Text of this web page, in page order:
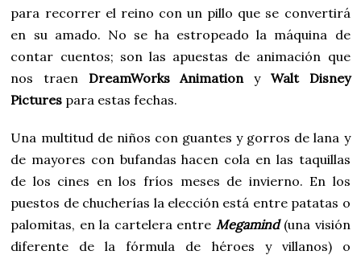
para recorrer el reino con un pillo que se convertirá
en su amado. No se ha estropeado la máquina de
contar cuentos; son las apuestas de animación que
nos traen DreamWorks Animation y Walt Disney
Pictures para estas fechas.
Una multitud de niños con guantes y gorros de lana y
de mayores con bufandas hacen cola en las taquillas
de los cines en los fríos meses de invierno. En los
puestos de chucherías la elección está entre patatas o
palomitas, en la cartelera entre Megamind(una visión
diferente de la fórmula de héroes y villanos) o